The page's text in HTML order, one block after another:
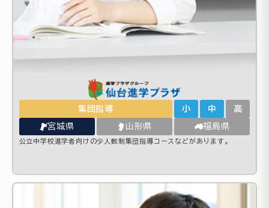
集団指導 小 中 高
宮城県 山形県 福島県
公立中学校進学者向けの少人数制集団指導コースなどがあります。